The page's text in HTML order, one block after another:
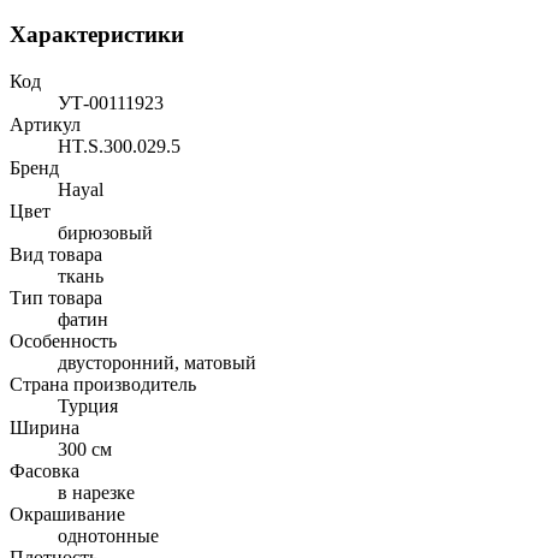
Характеристики
Код
УТ-00111923
Артикул
HT.S.300.029.5
Бренд
Hayal
Цвет
бирюзовый
Вид товара
ткань
Тип товара
фатин
Особенность
двусторонний, матовый
Страна производитель
Турция
Ширина
300 см
Фасовка
в нарезке
Окрашивание
однотонные